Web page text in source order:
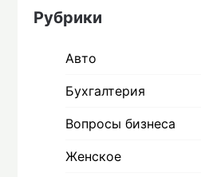
Рубрики
Авто
Бухгалтерия
Вопросы бизнеса
Женское